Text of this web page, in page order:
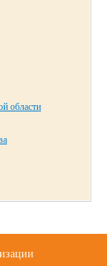
области